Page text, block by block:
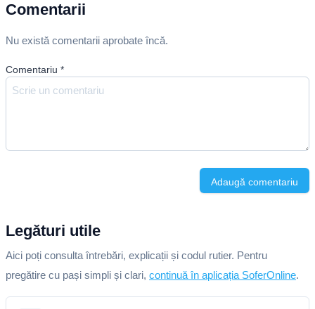
Comentarii
Nu există comentarii aprobate încă.
Comentariu *
Adaugă comentariu
Legături utile
Aici poți consulta întrebări, explicații și codul rutier. Pentru
pregătire cu pași simpli și clari, continuă în aplicația SoferOnline.